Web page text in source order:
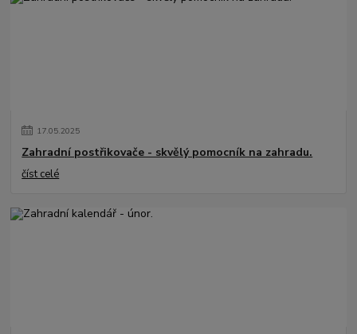
17.05.2025
Zahradní postřikovače - skvělý pomocník na zahradu.
číst celé